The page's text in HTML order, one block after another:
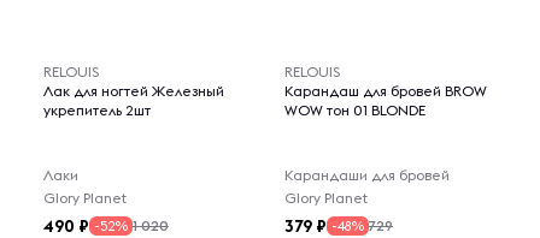
RELOUIS
Лак для ногтей Железный
укрепитель 2шт
Лаки
Glory Planet
490 -52% 1 020
RELOUIS
Карандаш для бровей BROW
WOW тон 01 BLONDE
Карандаши для бровей
Glory Planet
379 -48% 729